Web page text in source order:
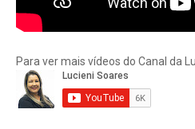
Para ver mais vídeos do Canal da